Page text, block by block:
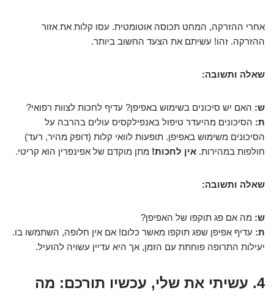
אחרי ההזרקה, המחט תכוסה אוטומטית. עסו קלות את אזור
ההזרקה. זהו! עשיתם את הצעד החשוב ביותר.
שאלה ותשובה:
ש: האם יש סיכונים בשימוש באפיפן? עדיף לחכות לצוות רפואי?
ת: הסיכונים מהיעדר טיפול באנפילקסיס עולים בהרבה על
הסיכונים משימוש באפיפן. תופעות לוואי קלות (דופק מהיר, רעד)
חולפות במהירות. אין לחכות! מתן מוקדם של אפינפרין הוא קריטי.
שאלה ותשובה:
ש: מה אם פג תוקפו של האפיפן?
ת: עדיף אפיפן שפג תוקפו מאשר כלום! אם אין חלופה, השתמשו בו.
יעילות התרופה פוחתת עם הזמן, אך היא עדיין עשויה להועיל.
4. עשיתי את שלי, עכשיו תורכם: מה